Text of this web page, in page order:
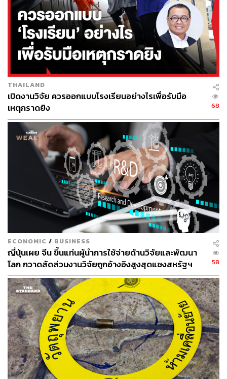
เวิร์คพ้อยท์จัดรายการชิงช้าสวรรค์มาแล้วกว่า 10 ปี ตั้งแต่รุ่น
โรงเรียนจ่านกร้องที่คว้าแชมป์ตั้งแต่ปีแรก จนปัจจุบันกลาย
เป็นรายการที่มีแฟนคลับติดตามอย่างแน่นเหนียวในทุก
ภูมิภาค หากมองผ่านเลนส์มานุษยวิทยา สิ่งที่รายการนี้นำ
เสนอคือภาพของสังคมพหุวัฒนธรรม (Multi-Cultural
Society) ที่ประกอบด้วยอัตลักษณ์ของกลุ่มชาติพันธุ์ (Ethnic
Identity) หลากหลาย ซึ่งสะท้อนออกมาผ่านประวัติศาสตร์ วิถี
ชีวิต พิธีกรรมความเชื่อ ภาษา และการแต่งกาย ผ่านการทำ
โชว์ของน้องๆ แต่ละโรงเรียน
โรงเรียนหล่มเก่าพิทยาคมหยิบเรื่องราวการย้ายถิ่นฐานของ
คนไทหล่มมานำเสนอ พร้อมด้วยประเพณีการผูกแขนรับขวัญ
และการแห่ต้นปราสาทผึ้ง ซึ่งเป็นความเชื่อร่วมกันทางพุทธ
ศาสนาในกลุ่มคนลาว โรงเรียนเทศบาล 5 วัดหัวป้อมนอก
สะท้อนความเชื่อของคนมุสลิมและวิถีชีวิตลูกทะเลผ่านพิธี
ลอยเรือ ซึ่งเป็นสายใยเชื่อมคนหลายศาสนาในภาคใต้
โรงเรียนมัธยมเทศบาล 6 นครอุดรธานี นำเสนออัตลักษณ์คน
อีสานผ่านตำนานพญานาคและงานหัตถกรรมผ้าไหมของ
กลุ่มคนภูไท โรงเรียนเตรียมอุดมศึกษาพัฒนาการ นนทบุรี
หยิบเอาวรรณคดีไทยเรื่องสังข์ทองมาตีความร้อยเรื่องนำ
เสนอในรูปแบบใหม่
สิ่งเหล่านี้คือสิ่งที่นักวิชาการด้านวัฒนธรรมเรียกว่า “ทุนทาง
วัฒนธรรม” แม้บางส่วนจะมองได้ว่าเป็นวัฒนธรรมประดิษฐ์
ใหม่ (Invented Tradition) หากแต่มีระบบความหมายที่
สืบทอดมาข้ามชั่วอายุคน และรอการต่อยอดจากคนรุ่นใหม่
ศักยภาพสร้างสรรค์: เมื่อทุนวัฒนธรรมพบกับ
THAILAND
เปิดงานวิจัย ควรออกแบบโรงเรียนอย่างไรเพื่อรับมือ
เหตุกราดยิง
68
ECONOMIC / BUSINESS
ญี่ปุ่นเผย จีน ขึ้นแท่นผู้นำการใช้จ่ายด้านวิจัยและพัฒนา
โลก กวาดสัดส่วนงานวิจัยถูกอ้างอิงสูงสุดแซงสหรัฐฯ
58